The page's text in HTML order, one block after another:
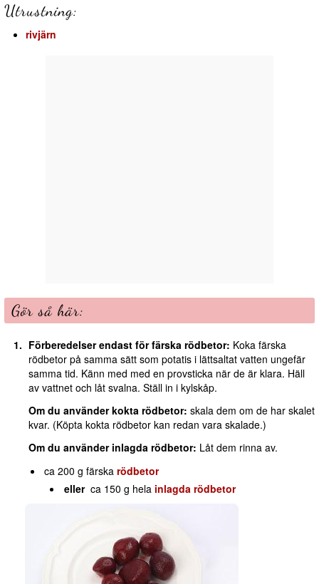
Utrustning:
rivjärn
Gör så här:
Förberedelser endast för färska rödbetor: Koka färska
rödbetor på samma sätt som potatis i lättsaltat vatten ungefär
samma tid. Känn med med en provsticka när de är klara. Häll
av vattnet och låt svalna. Ställ in i kylskåp.
Om du använder kokta rödbetor: skala dem om de har skalet
kvar. (Köpta kokta rödbetor kan redan vara skalade.)
Om du använder inlagda rödbetor: Låt dem rinna av.
ca 200 g färskarödbetor
ellerca 150 g hela inlagda rödbetor